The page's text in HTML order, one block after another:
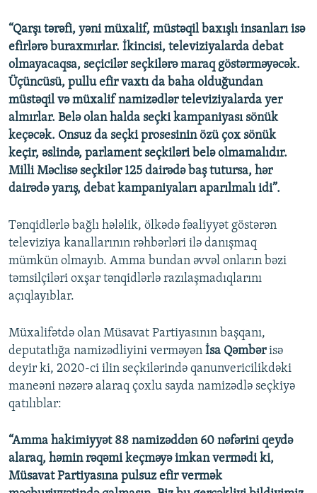
“Qarşı tərəfi, yəni müxalif, müstəqil baxışlı insanları isə
efirlərə buraxmırlar. İkincisi, televiziyalarda debat
olmayacaqsa, seçicilər seçkilərə maraq göstərməyəcək.
Üçüncüsü, pullu efir vaxtı da baha olduğundan
müstəqil və müxalif namizədlər televiziyalarda yer
almırlar. Belə olan halda seçki kampaniyası sönük
keçəcək. Onsuz da seçki prosesinin özü çox sönük
keçir, əslində, parlament seçkiləri belə olmamalıdır.
Milli Məclisə seçkilər 125 dairədə baş tutursa, hər
dairədə yarış, debat kampaniyaları aparılmalı idi”.
Tənqidlərlə bağlı hələlik, ölkədə fəaliyyət göstərən
televiziya kanallarının rəhbərləri ilə danışmaq
mümkün olmayıb. Amma bundan əvvəl onların bəzi
təmsilçiləri oxşar tənqidlərlə razılaşmadıqlarını
açıqlayıblar.
Müxalifətdə olan Müsavat Partiyasının başqanı,
deputatlığa namizədliyini verməyən İsa Qəmbərisə
deyir ki, 2020-ci ilin seçkilərində qanunvericilikdəki
maneəni nəzərə alaraq çoxlu sayda namizədlə seçkiyə
qatılıblar:
“Amma hakimiyyət 88 namizəddən 60 nəfərini qeydə
alaraq, həmin rəqəmi keçməyə imkan vermədi ki,
Müsavat Partiyasına pulsuz efir vermək